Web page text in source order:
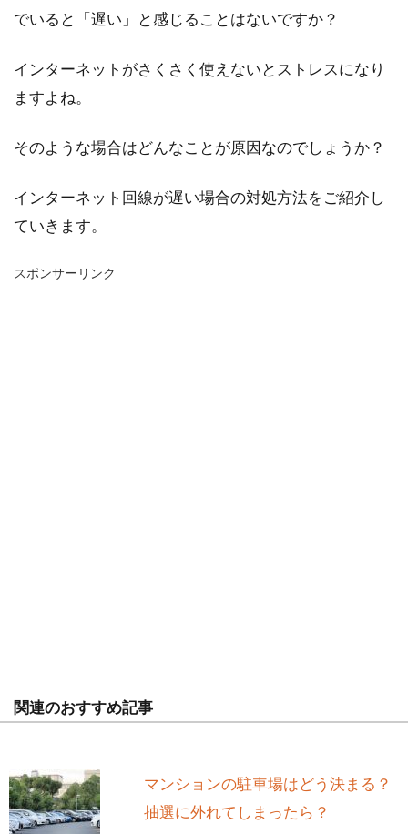
でいると「遅い」と感じることはないですか？
インターネットがさくさく使えないとストレスになり
ますよね。
そのような場合はどんなことが原因なのでしょうか？
インターネット回線が遅い場合の対処方法をご紹介し
ていきます。
スポンサーリンク
関連のおすすめ記事
マンションの駐車場はどう決まる？
抽選に外れてしまったら？